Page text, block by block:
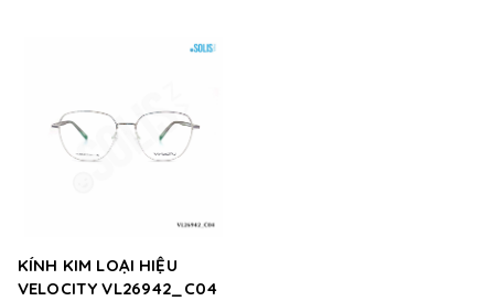
KÍNH KIM LOẠI HIỆU
VELOCITY VL26942_C04